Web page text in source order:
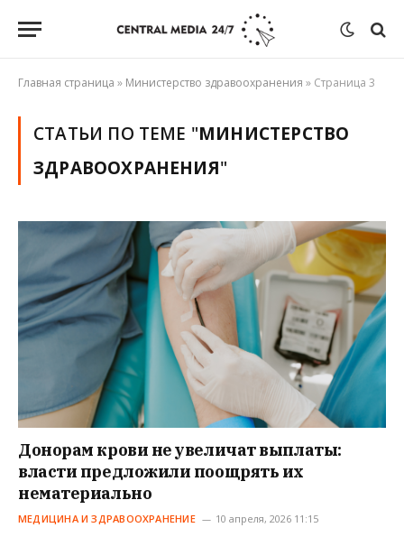
Главная страница » Министерство здравоохранения » Страница 3
СТАТЬИ ПО ТЕМЕ "МИНИСТЕРСТВО
ЗДРАВООХРАНЕНИЯ"
Донорам крови не увеличат выплаты:
власти предложили поощрять их
нематериально
МЕДИЦИНА И ЗДРАВООХРАНЕНИЕ 10 апреля, 2026 11:15